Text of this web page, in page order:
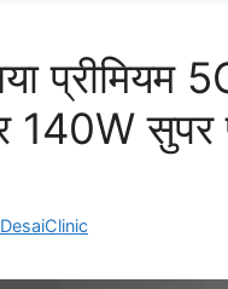
प्रीमियम
सुपर